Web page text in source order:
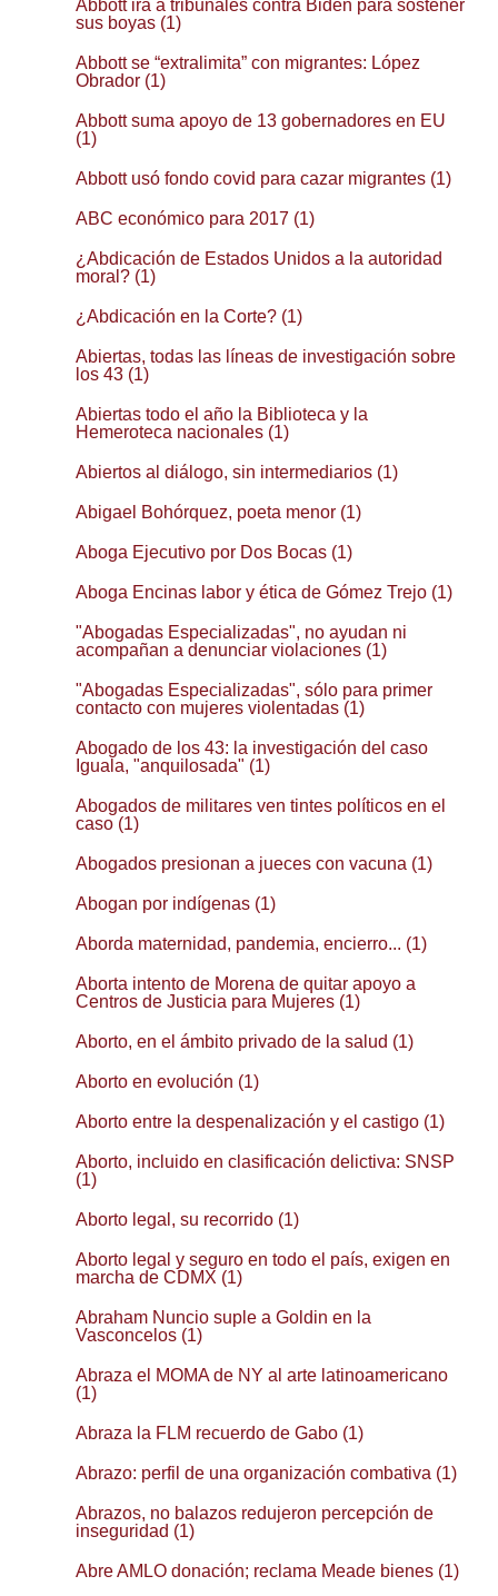
Abbott irá a tribunales contra Biden para sostener
sus boyas (1)
Abbott se “extralimita” con migrantes: López
Obrador (1)
Abbott suma apoyo de 13 gobernadores en EU
(1)
Abbott usó fondo covid para cazar migrantes (1)
ABC económico para 2017 (1)
¿Abdicación de Estados Unidos a la autoridad
moral? (1)
¿Abdicación en la Corte? (1)
Abiertas, todas las líneas de investigación sobre
los 43 (1)
Abiertas todo el año la Biblioteca y la
Hemeroteca nacionales (1)
Abiertos al diálogo, sin intermediarios (1)
Abigael Bohórquez, poeta menor (1)
Aboga Ejecutivo por Dos Bocas (1)
Aboga Encinas labor y ética de Gómez Trejo (1)
"Abogadas Especializadas", no ayudan ni
acompañan a denunciar violaciones (1)
"Abogadas Especializadas", sólo para primer
contacto con mujeres violentadas (1)
Abogado de los 43: la investigación del caso
Iguala, "anquilosada" (1)
Abogados de militares ven tintes políticos en el
caso (1)
Abogados presionan a jueces con vacuna (1)
Abogan por indígenas (1)
Aborda maternidad, pandemia, encierro... (1)
Aborta intento de Morena de quitar apoyo a
Centros de Justicia para Mujeres (1)
Aborto, en el ámbito privado de la salud (1)
Aborto en evolución (1)
Aborto entre la despenalización y el castigo (1)
Aborto, incluido en clasificación delictiva: SNSP
(1)
Aborto legal, su recorrido (1)
Aborto legal y seguro en todo el país, exigen en
marcha de CDMX (1)
Abraham Nuncio suple a Goldin en la
Vasconcelos (1)
Abraza el MOMA de NY al arte latinoamericano
(1)
Abraza la FLM recuerdo de Gabo (1)
Abrazo: perfil de una organización combativa (1)
Abrazos, no balazos redujeron percepción de
inseguridad (1)
Abre AMLO donación; reclama Meade bienes (1)